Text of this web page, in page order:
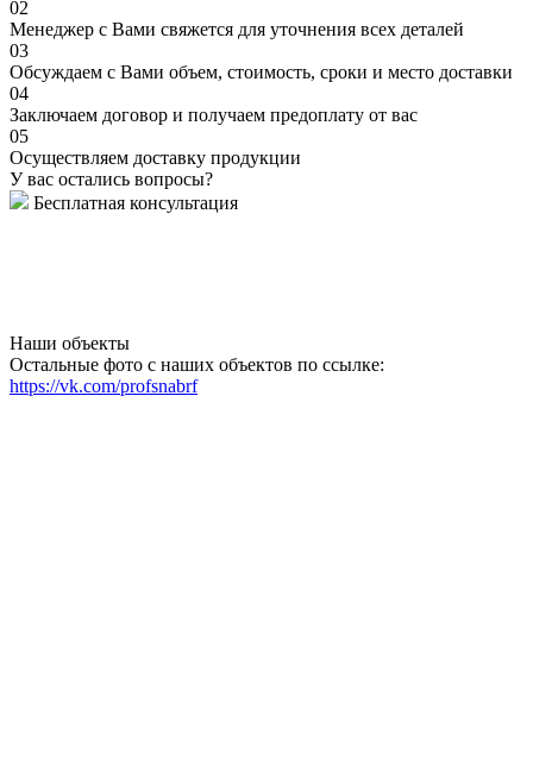
02
Менеджер с Вами свяжется для уточнения всех деталей
03
Обсуждаем с Вами объем, стоимость, сроки и место доставки
04
Заключаем договор и получаем предоплату от вас
05
Осуществляем доставку продукции
У вас остались вопросы?
Бесплатная консультация
Наши объекты
Остальные фото с наших объектов по ссылке:
https://vk.com/profsnabrf